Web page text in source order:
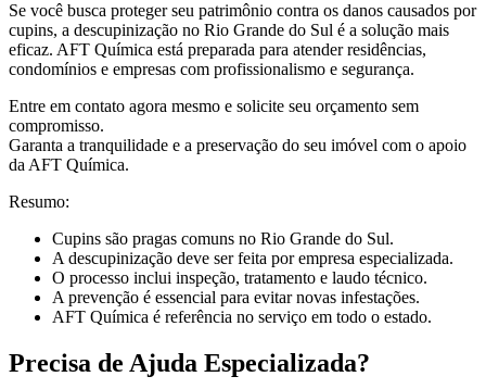
Se você busca proteger seu patrimônio contra os danos causados por
cupins, a descupinização no Rio Grande do Sul é a solução mais
eficaz. AFT Química está preparada para atender residências,
condomínios e empresas com profissionalismo e segurança.
Entre em contato agora mesmo e solicite seu orçamento sem
compromisso.
Garanta a tranquilidade e a preservação do seu imóvel com o apoio
da AFT Química.
Resumo:
Cupins são pragas comuns no Rio Grande do Sul.
A descupinização deve ser feita por empresa especializada.
O processo inclui inspeção, tratamento e laudo técnico.
A prevenção é essencial para evitar novas infestações.
AFT Química é referência no serviço em todo o estado.
Precisa de Ajuda Especializada?